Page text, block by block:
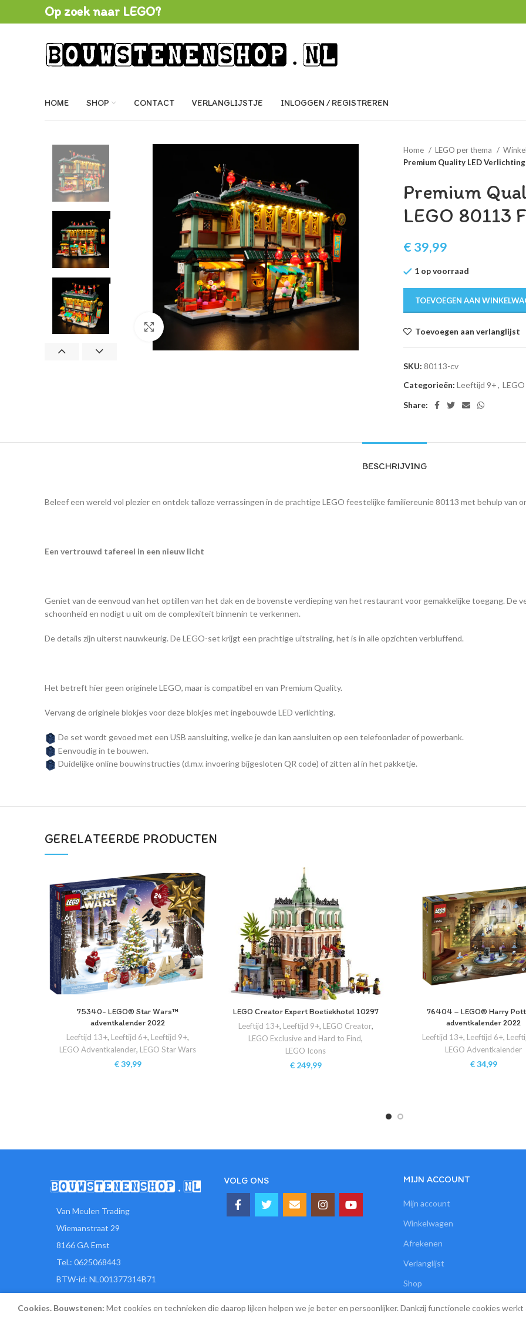
Op zoek naar LEGO?
HOME SHOP CONTACT VERLANGLIJSTJE INLOGGEN / REGISTREREN
Klik om te vergroten
Home LEGO per thema
Premium Quality LED
Premium
LEGO 80113
€ 39,99
1 op voorraad
TOEVOEGEN AAN
Toevoegen aan verlanglijst
SKU: 80113-cv
Categorieën: Leeftijd 9+,
Share:
BESCHRIJVING
Beleef een wereld vol plezier en ontdek talloze verrassingen in de prachtige LEGO feestelijke familiereunie 80113 met behulp van
Een vertrouwd tafereel in een nieuw licht
Geniet van de eenvoud van het optillen van het dak en de bovenste verdieping van het restaurant voor gemakkelijke toegang.
schoonheid en nodigt u uit om de complexiteit binnenin te verkennen.
De details zijn uiterst nauwkeurig. De LEGO-set krijgt een prachtige uitstraling, het is in alle opzichten verbluffend.
Het betreft hier geen originele LEGO, maar is compatibel en van Premium Quality.
Vervang de originele blokjes voor deze blokjes met ingebouwde LED verlichting.
De set wordt gevoed met een USB aansluiting, welke je dan kan aansluiten op een telefoonlader of powerbank.
Eenvoudig in te bouwen.
Duidelijke online bouwinstructies (d.m.v. invoering bijgesloten QR code) of zitten al in het pakketje.
GERELATEERDE PRODUCTEN
75340- LEGO® Star Wars™
adventkalender 2022
Leeftijd 13+, Leeftijd 6+, Leeftijd 9+,
LEGO Adventkalender, LEGO Star Wars
€39,99
LEGO Creator Expert Boetiekhotel 10297
Leeftijd 13+, Leeftijd 9+, LEGO Creator,
LEGO Exclusive and Hard to Find,
LEGO Icons
€249,99
76404 – LEGO® Harry
adventkalender 2022
Leeftijd 13+, Leeftijd 6+,
LEGO Adventkalender
€34,99
Van Meulen Trading
Wiemanstraat 29
8166 GA Emst
Tel.: 0625068443
BTW-id: NL001377314B71
KvK-nr: 77919610
E-mail: verkoop@bouwstenenshop.nl
VOLG ONS MIJN ACCOUNT
Mijn account
Winkelwagen
Afrekenen
Verlanglijst
Shop
Cookies. Bouwstenen: Met cookies en technieken die daarop lijken helpen we je beter en persoonlijker. Dankzij functionele cookies